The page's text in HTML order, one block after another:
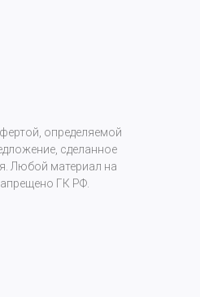
определяемой
сделанное
Любой материал на
ГК РФ.